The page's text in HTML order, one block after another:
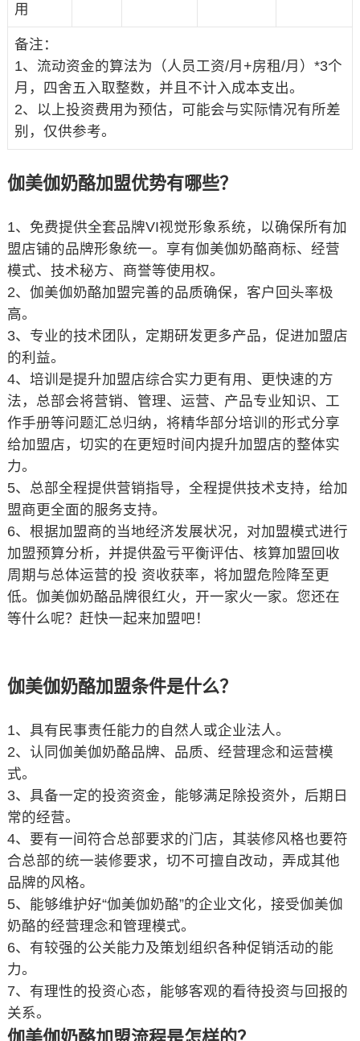
用
备注：
1、流动资金的算法为（人员工资/月+房租/月）*3个
月，四舍五入取整数，并且不计入成本支出。
2、以上投资费用为预估，可能会与实际情况有所差
别，仅供参考。
伽美伽奶酪加盟优势有哪些？
1、免费提供全套品牌VI视觉形象系统，以确保所有加
盟店铺的品牌形象统一。享有伽美伽奶酪商标、经营
模式、技术秘方、商誉等使用权。
2、伽美伽奶酪加盟完善的品质确保，客户回头率极
高。
3、专业的技术团队，定期研发更多产品，促进加盟店
的利益。
4、培训是提升加盟店综合实力更有用、更快速的方
法，总部会将营销、管理、运营、产品专业知识、工
作手册等问题汇总归纳，将精华部分培训的形式分享
给加盟店，切实的在更短时间内提升加盟店的整体实
力。
5、总部全程提供营销指导，全程提供技术支持，给加
盟商更全面的服务支持。
6、根据加盟商的当地经济发展状况，对加盟模式进行
加盟预算分析，并提供盈亏平衡评估、核算加盟回收
周期与总体运营的投 资收获率，将加盟危险降至更
低。伽美伽奶酪品牌很红火，开一家火一家。您还在
等什么呢？赶快一起来加盟吧！
伽美伽奶酪加盟条件是什么？
1、具有民事责任能力的自然人或企业法人。
2、认同伽美伽奶酪品牌、品质、经营理念和运营模
式。
3、具备一定的投资资金，能够满足除投资外，后期日
常的经营。
4、要有一间符合总部要求的门店，其装修风格也要符
合总部的统一装修要求，切不可擅自改动，弄成其他
品牌的风格。
5、能够维护好“伽美伽奶酪”的企业文化，接受伽美伽
奶酪的经营理念和管理模式。
6、有较强的公关能力及策划组织各种促销活动的能
力。
7、有理性的投资心态，能够客观的看待投资与回报的
关系。